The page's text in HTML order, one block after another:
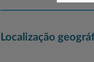
Localização